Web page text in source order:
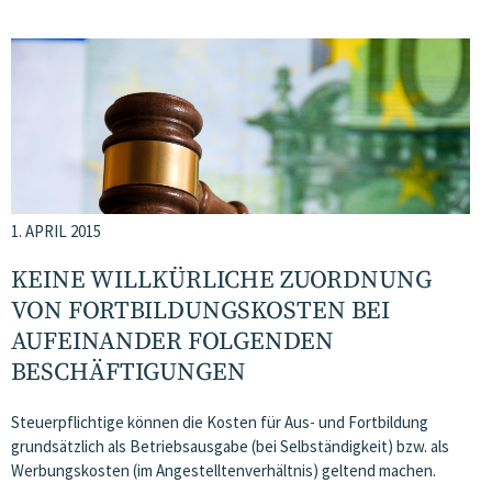
1. APRIL 2015
KEINE WILLKÜRLICHE ZUORDNUNG
VON FORTBILDUNGSKOSTEN BEI
AUFEINANDER FOLGENDEN
BESCHÄFTIGUNGEN
Steuerpflichtige können die Kosten für Aus- und Fortbildung
grundsätzlich als Betriebsausgabe (bei Selbständigkeit) bzw. als
Werbungskosten (im Angestelltenverhältnis) geltend machen.